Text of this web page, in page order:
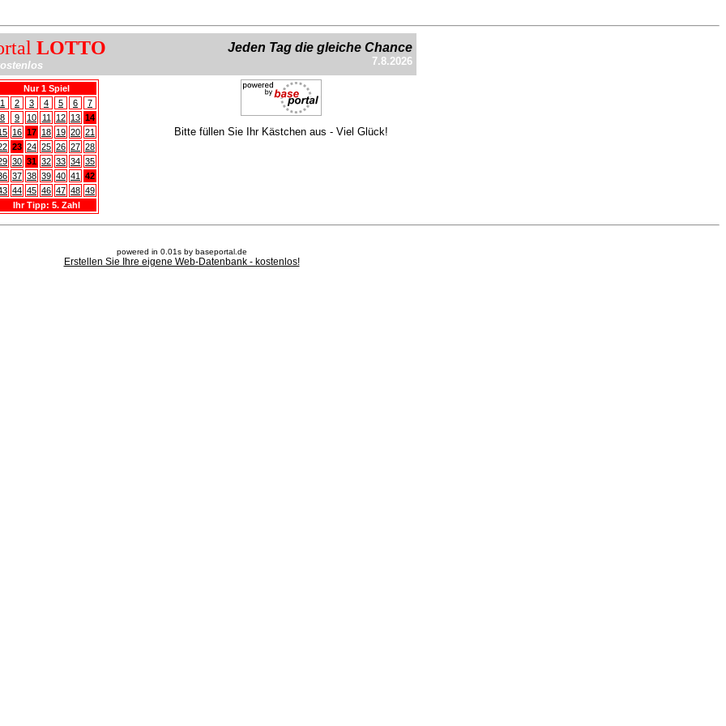
LOTTO Jeden Tag die gleiche Chance
7.8.2026
Nur 1 Spiel
1
2 3 4 5 6
7
8
9 10 11 12 13 14
16 17 18 19 20 21
23 24 25 26 27 28
30 31 32 33 34 35
37 38 39 40 41
42
44 45 46 47 48 49
Ihr Tipp: 5. Zahl
Bitte füllen Sie Ihr Kästchen aus - Viel Glück!
powered in 0.01s by baseportal.de
Erstellen Sie Ihre eigene Web-Datenbank - kostenlos!